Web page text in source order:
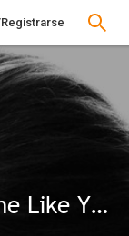
Adele: Someone Like You